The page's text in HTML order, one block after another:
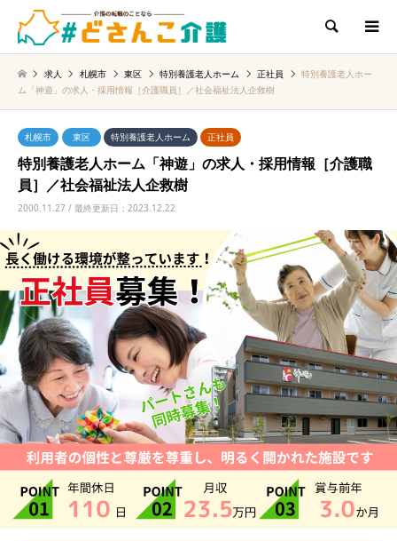
検索
求人 札幌市 東区 特別養護老人ホーム 正社員
特別養護老人ホー
ム「神遊」の求人・採用情報［介護職員］／社会福祉法人企救樹
札幌市 東区 特別養護老人ホーム 正社員
特別養護老人ホーム「神遊」の求人・採用情報［介護職
員］／社会福祉法人企救樹
2000.11.27 / 最終更新日：2023.12.22